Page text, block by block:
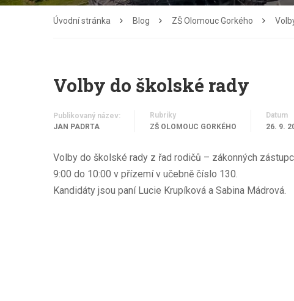
Úvodní stránka Blog ZŠ Olomouc Gorkého
Volby do školské rady
Publikovaný název:
JAN PADRTA
Rubriky
ZŠ OLOMOUC GORKÉHO
Datum
26. 9.
Volby do školské rady z řad rodičů – zákonných
9:00 do 10:00 v přízemí v učebně číslo 130.
Kandidáty jsou paní Lucie Krupíková a Sabina Mádrová.